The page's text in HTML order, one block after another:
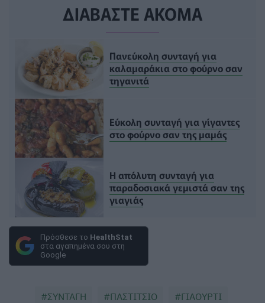
ΔΙΑΒΑΣΤΕ ΑΚΟΜΑ
Πανεύκολη συνταγή για
καλαμαράκια στο φούρνο σαν
τηγανιτά
Εύκολη συνταγή για γίγαντες
στο φούρνο σαν της μαμάς
Η απόλυτη συνταγή για
παραδοσιακά γεμιστά σαν της
γιαγιάς
Πρόσθεσε το HealthStat
στα αγαπημένα σου στη
Google
ΣΥΝΤΑΓΗ ΠΑΣΤΙΤΣΙΟ ΓΙΑΟΥΡΤΙ